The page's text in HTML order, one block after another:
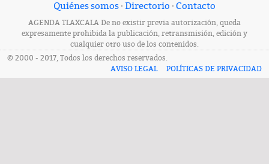
Quiénes somos · Directorio · Contacto
AGENDA TLAXCALA De no existir previa autorización, queda
expresamente prohibida la publicación, retransmisión, edición y
cualquier otro uso de los contenidos.
© 2000 - 2017, Todos los derechos reservados.
AVISO LEGAL
POLÍTICAS DE PRIVACIDAD